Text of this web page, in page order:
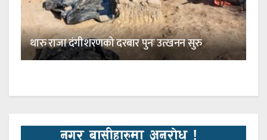
थारु राजा दंगीशरणको दरबार पुनः उत्खनन सुरु